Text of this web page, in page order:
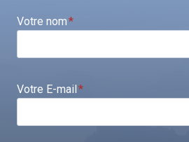
Votre nom*
Votre E-mail*